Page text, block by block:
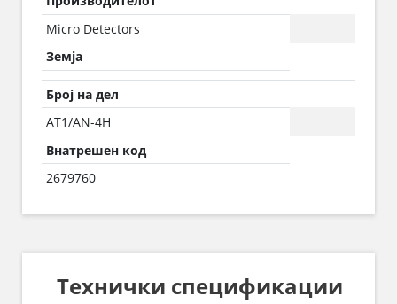
Micro Detectors
Земја
Број на дел
AT1/AN-4H
Внатрешен код
2679760
Технички спецификации